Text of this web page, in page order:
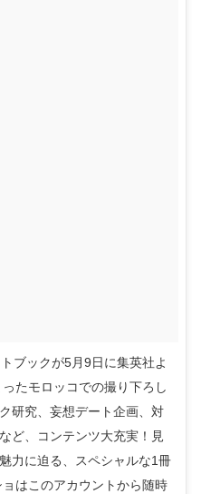
ブックが5月9日に集英社よ
たモロッコでの撮り下ろし
研究、妄想デート企画、対
ど、コンテンツ大充実！見
力に迫る、スペシャルな1冊
はこのアカウントから随時